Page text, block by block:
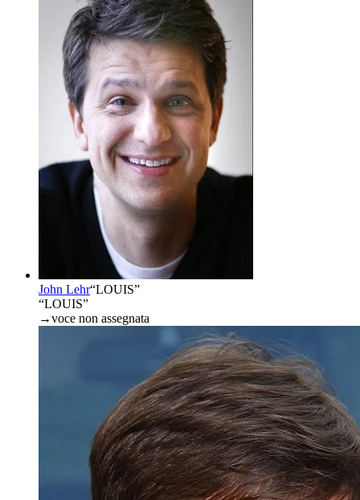
John Lehr“LOUIS”
“LOUIS”
→voce non assegnata